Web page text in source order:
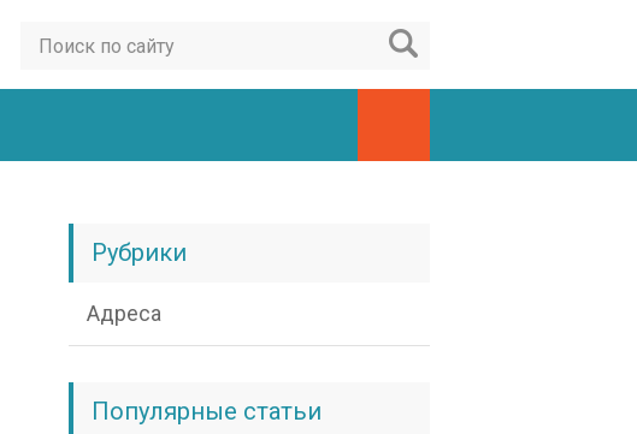
Рубрики
Адреса
Популярные статьи